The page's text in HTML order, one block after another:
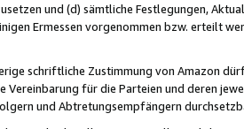
und (d) sämtliche Festlegungen,
Ermessen vorgenommen bzw. erteilt
schriftliche Zustimmung von Amazon
Vereinbarung für die Parteien und deren
und Abtretungsempfängern